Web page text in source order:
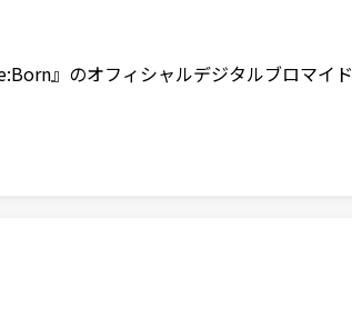
』のオフィシャルデジタルブロマイド